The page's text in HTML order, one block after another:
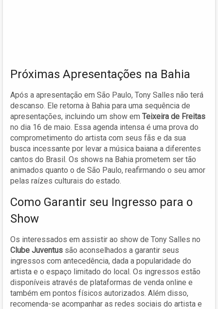
Próximas Apresentações na Bahia
Após a apresentação em São Paulo, Tony Salles não terá
descanso. Ele retorna à Bahia para uma sequência de
apresentações, incluindo um show em Teixeira de Freitas
no dia 16 de maio. Essa agenda intensa é uma prova do
comprometimento do artista com seus fãs e da sua
busca incessante por levar a música baiana a diferentes
cantos do Brasil. Os shows na Bahia prometem ser tão
animados quanto o de São Paulo, reafirmando o seu amor
pelas raízes culturais do estado.
Como Garantir seu Ingresso para o
Show
Os interessados em assistir ao show de Tony Salles no
Clube Juventus são aconselhados a garantir seus
ingressos com antecedência, dada a popularidade do
artista e o espaço limitado do local. Os ingressos estão
disponíveis através de plataformas de venda online e
também em pontos físicos autorizados. Além disso,
recomenda-se acompanhar as redes sociais do artista e